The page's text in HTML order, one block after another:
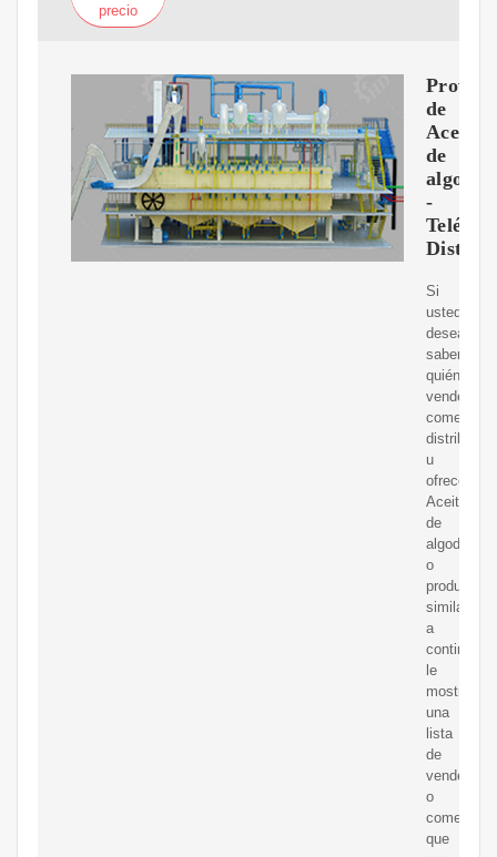
precio
de
Aceite
de
algodón
-
Si
usted
desea
saber
quién
vende,
distribuye
u
ofrece
Aceite
de
algodón
o
productos
similares,
a
le
mostramos
una
lista
de
o
que